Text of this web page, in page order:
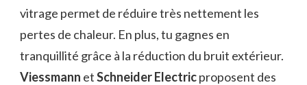
vitrage permet de réduire très nettement les
pertes de chaleur. En plus, tu gagnes en
tranquillité grâce à la réduction du bruit extérieur.
Viessmann etSchneider Electricproposent des